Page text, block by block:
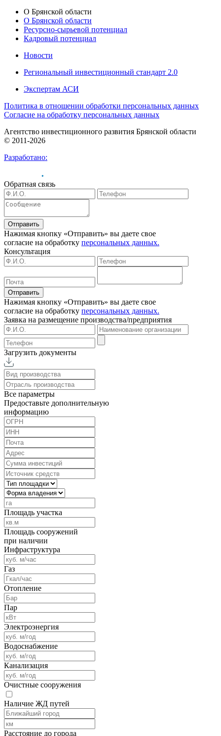
О Брянской области
О Брянской области
Ресурсно-сырьевой потенциал
Кадровый потенциал
Новости
Региональный инвестиционный стандарт 2.0
Экспертам АСИ
Политика в отношении обработки персональных данных
Согласие на обработку персональных данных
Агентство инвестиционного развития Брянской области
© 2011-2026
Разработано:
Обратная связь
Отправить
Нажимая кнопку «Отправить» вы даете свое
согласие на обработку персональных данных.
Консультация
Отправить
Нажимая кнопку «Отправить» вы даете свое
согласие на обработку персональных данных.
Заявка на размещение производства/предприятия
Загрузить документы
Все параметры
Предоставьте дополнительную
информацию
Площадь участка
Площадь сооружений
при наличии
Инфраструктура
Газ
Отопление
Пар
Электроэнергия
Водоснабжение
Канализация
Очистные сооружения
Наличие ЖД путей
Расстояние до города